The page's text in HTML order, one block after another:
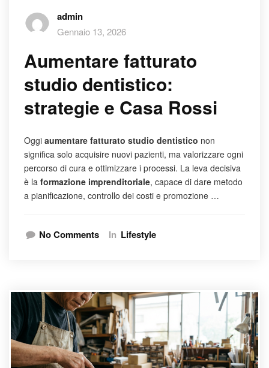
admin
Gennaio 13, 2026
Aumentare fatturato
studio dentistico:
strategie e Casa Rossi
Oggi aumentare fatturato studio dentistico non
significa solo acquisire nuovi pazienti, ma valorizzare ogni
percorso di cura e ottimizzare i processi. La leva decisiva
è la formazione imprenditoriale, capace di dare metodo
a pianificazione, controllo dei costi e promozione …
No Comments In Lifestyle